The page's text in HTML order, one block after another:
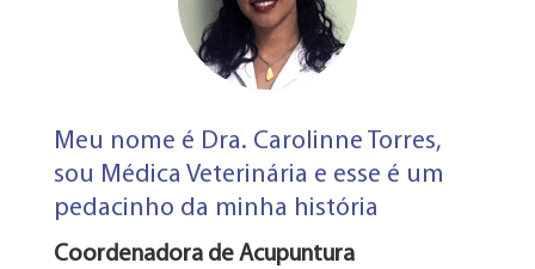
Meu nome é Dra. Carolinne Torres,
sou Médica Veterinária e esse é um
pedacinho da minha história
Coordenadora de Acupuntura